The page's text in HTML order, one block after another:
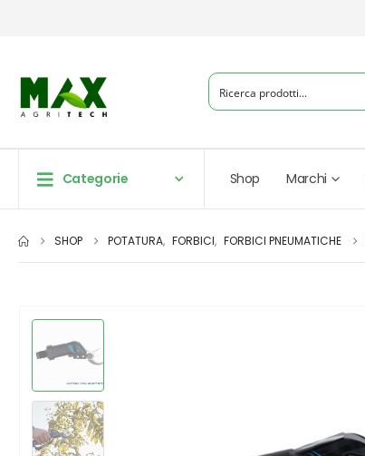
Categorie Shop Marchi
SHOP POTATURA, FORBICI, FORBICI PNEUMATICHE